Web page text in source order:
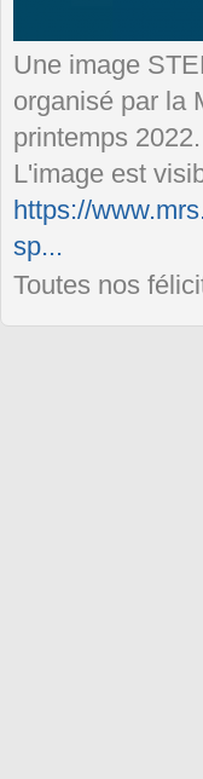
Une image
organisé par la
printemps 2022.
L'image est
https://
sp...
Toutes nos